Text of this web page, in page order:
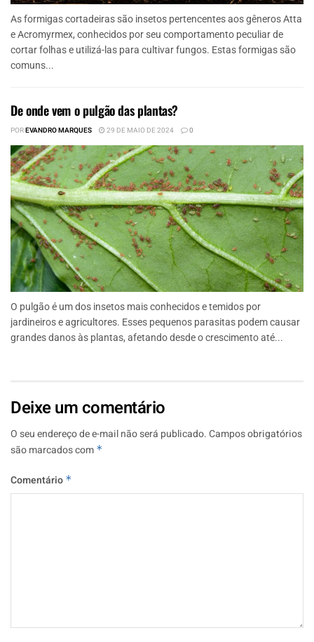
As formigas cortadeiras são insetos pertencentes aos gêneros Atta
e Acromyrmex, conhecidos por seu comportamento peculiar de
cortar folhas e utilizá-las para cultivar fungos. Estas formigas são
comuns...
De onde vem o pulgão das plantas?
POREVANDRO MARQUES 29 DE MAIO DE 2024 0
O pulgão é um dos insetos mais conhecidos e temidos por
jardineiros e agricultores. Esses pequenos parasitas podem causar
grandes danos às plantas, afetando desde o crescimento até...
Deixe um comentário
O seu endereço de e-mail não será publicado.Campos obrigatórios
são marcados com *
Comentário *